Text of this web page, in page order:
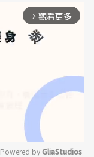
arrow_forward_ios 觀看更多
Powered by GliaStudios